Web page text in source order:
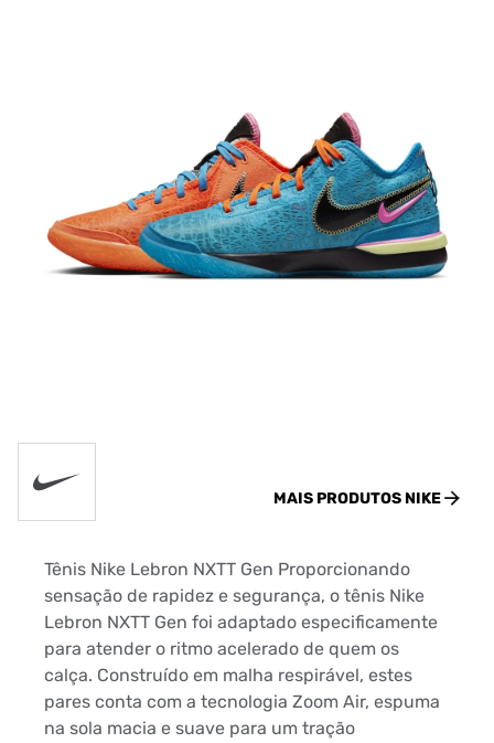
MAIS PRODUTOS NIKE
Tênis Nike Lebron NXTT Gen Proporcionando
sensação de rapidez e segurança, o tênis Nike
Lebron NXTT Gen foi adaptado especificamente
para atender o ritmo acelerado de quem os
calça. Construído em malha respirável, estes
pares conta com a tecnologia Zoom Air, espuma
na sola macia e suave para um tração